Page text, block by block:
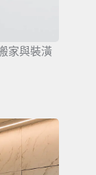
家與裝潢